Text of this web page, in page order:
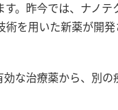
。昨今では、ナノ
を用いた新薬が開発
治療薬から、別の